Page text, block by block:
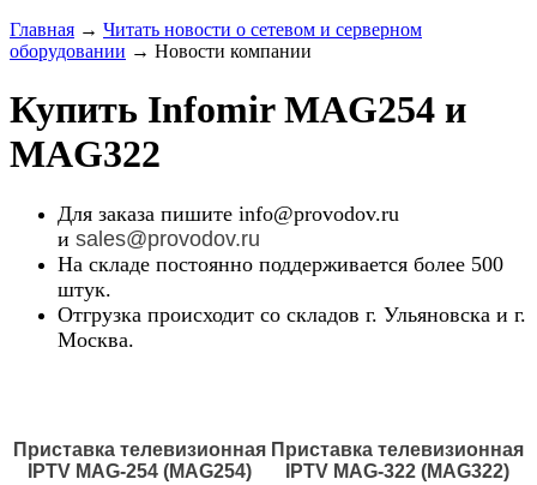
Главная → Читать новости о сетевом и серверном
оборудовании → Новости компании
Купить Infomir MAG254 и
MAG322
Для заказа пишите info@provodov.ru
и sales@provodov.ru
На складе постоянно поддерживается более 500
штук.
Отгрузка происходит со складов г. Ульяновска и г.
Москва.
Приставка телевизионная
IPTV MAG-254 (MAG254)
Приставка телевизионная
IPTV MAG-322 (MAG322)